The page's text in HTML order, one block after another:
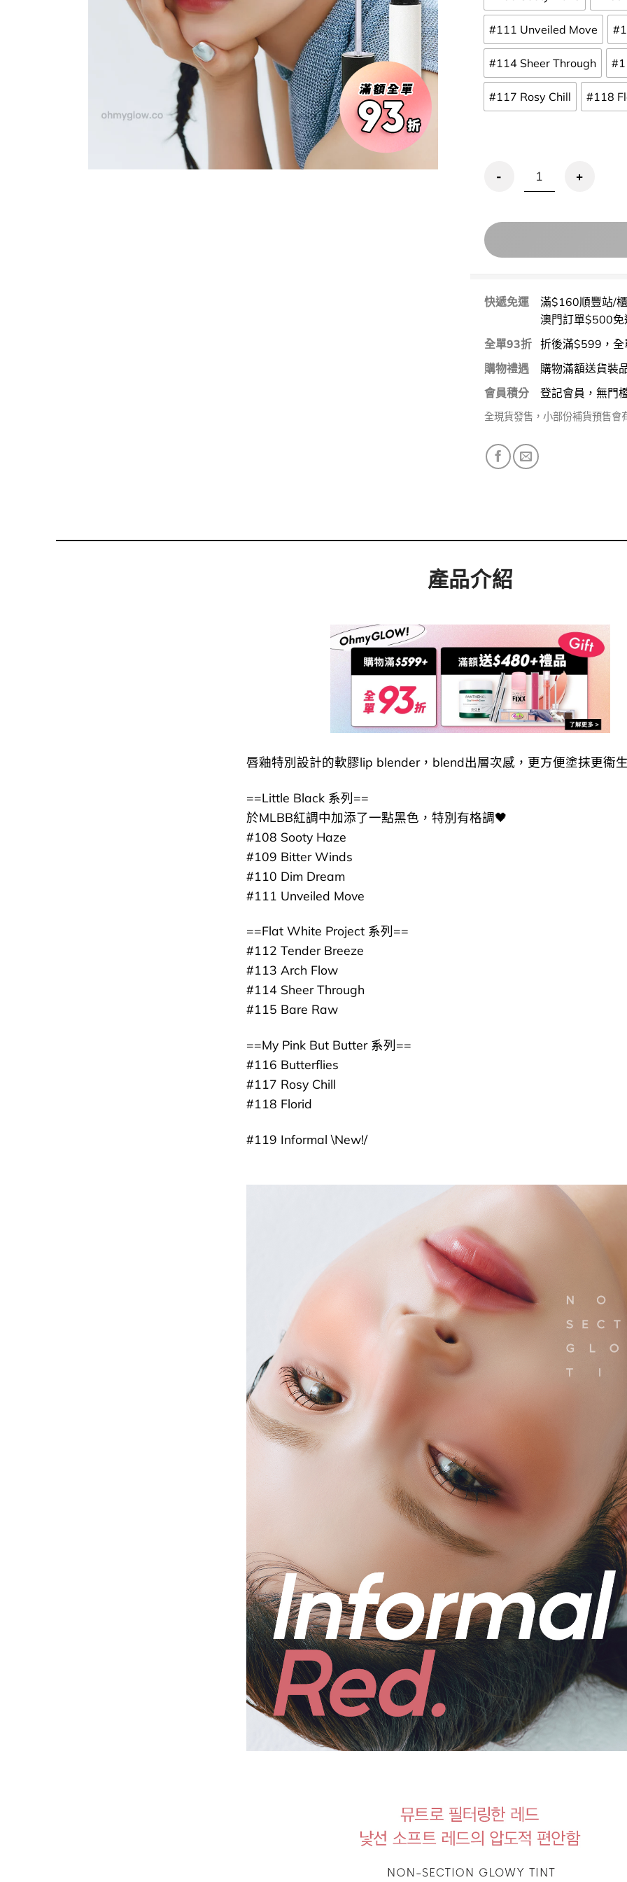
#111 Unveiled Move
#114 Sheer Through
#117 Rosy Chill #118
EQUMAL Non-Section
快遞免運
滿$160順豐站/
澳門訂單$500免
全單93折 折後滿$599，
購物禮遇
購物滿額送貨裝
會員積分
登記會員，無門
全現貨發售，小部份補貨預售會
產品介紹
唇釉特別設計的軟膠lip blender，blend出層次感，更方便塗抹更衞
==Little Black 系列==
於MLBB紅調中加添了一點黑色，特別有格調🖤
#108 Sooty Haze
#109 Bitter Winds
#110 Dim Dream
#111 Unveiled Move
==Flat White Project 系列==
#112 Tender Breeze
#113 Arch Flow
#114 Sheer Through
#115 Bare Raw
==My Pink But Butter 系列==
#116 Butterflies
#117 Rosy Chill
#118 Florid
#119 Informal \New!/